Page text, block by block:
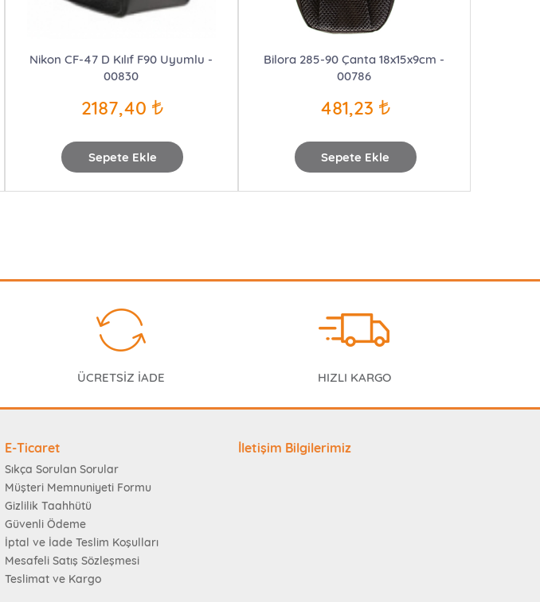
Sepete Ekle
Nikon CF-47 D Kılıf F90 Uyumlu -
00830
2187,40
Sepete Ekle
Bilora 285-90 Çanta 18x15x9cm -
00786
481,23
ÜCRETSİZ İADE HIZLI KARGO
E-Ticaret
Sıkça Sorulan Sorular
Müşteri Memnuniyeti Formu
Gizlilik Taahhütü
Güvenli Ödeme
İptal ve İade Teslim Koşulları
Mesafeli Satış Sözleşmesi
Teslimat ve Kargo
İletişim Bilgilerimiz